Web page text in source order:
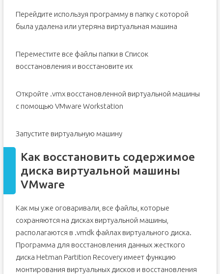
Перейдите используя программу в папку с которой
была удалена или утеряна виртуальная машина
Переместите все файлы папки в Список
восстановления и восстановите их
Откройте .vmx восстановленной виртуальной машины
с помощью VMware Workstation
Запустите виртуальную машину
Как восстановить содержимое
диска виртуальной машины
VMware
Как мы уже оговаривали, все файлы, которые
сохраняются на дисках виртуальной машины,
располагаются в .vmdk файлах виртуального диска.
Программа для восстановления данных жесткого
диска Hetman Partition Recovery имеет функцию
монтирования виртуальных дисков и восстановления